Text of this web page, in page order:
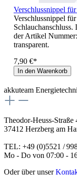
Verschlussnippel
Verschlussnippel
Schlauchanschluss.
der Artikel
transparent.
7,90 €*
In den Warenkorb
akkuteam
Theodor-Heuss-Straße
37412 Herzberg am
TEL: +49 (0)5521 /
Mo - Do von 07:00 -
Oder über unser